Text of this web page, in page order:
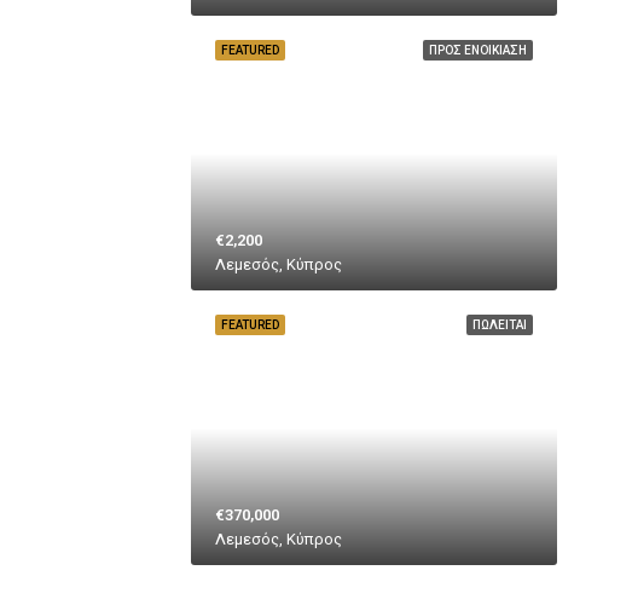
ΠΡΟΣ ΕΝΟΙΚΊΑΣΗ
FEATURED
€2,200
Λεμεσός, Κύπρος
ΠΩΛΕΊΤΑΙ
FEATURED
€370,000
Λεμεσός, Κύπρος